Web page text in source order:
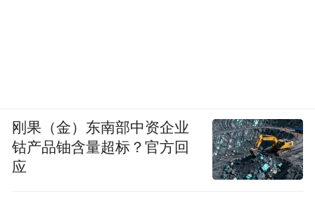
刚果（金）东南部中资企业
钴产品铀含量超标？官方回
应